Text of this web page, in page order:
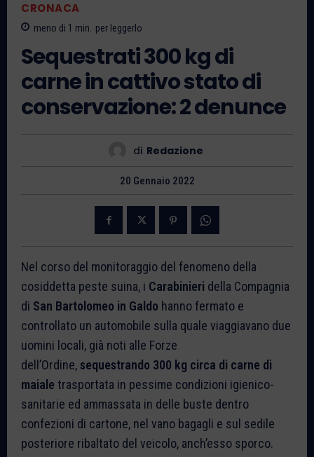
CRONACA
meno di 1 min. per leggerlo
Sequestrati 300 kg di
carne in cattivo stato di
conservazione: 2 denunce
di Redazione
20 Gennaio 2022
Nel corso del monitoraggio del fenomeno della
cosiddetta peste suina, i Carabinieri della Compagnia
di San Bartolomeo in Galdo hanno fermato e
controllato un automobile sulla quale viaggiavano due
uomini locali, già noti alle Forze
dell’Ordine,sequestrando 300 kg circa di carne di
maiale trasportata in pessime condizioni igienico-
sanitarie ed ammassata in delle buste dentro
confezioni di cartone, nel vano bagagli e sul sedile
posteriore ribaltato del veicolo, anch’esso sporco.